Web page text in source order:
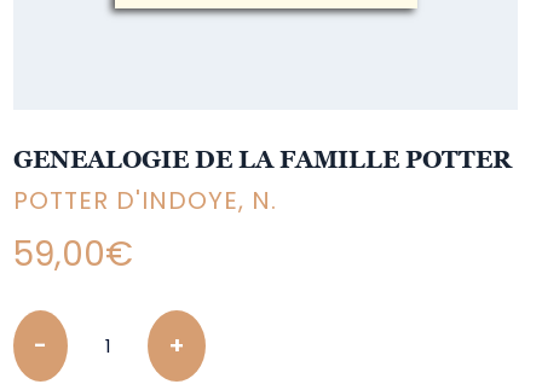
GENEALOGIE DE LA FAMILLE POTTER
POTTER D'INDOYE, N.
59,00€
Quantity